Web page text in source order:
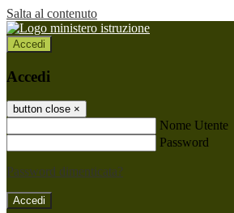
Salta al contenuto
Accedi
Accedi
button close ×
Nome Utente
Password
Password dimenticata?